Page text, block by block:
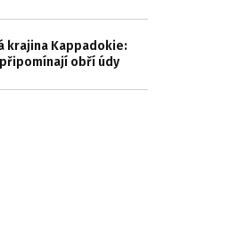
krajina Kappadokie:
obří údy